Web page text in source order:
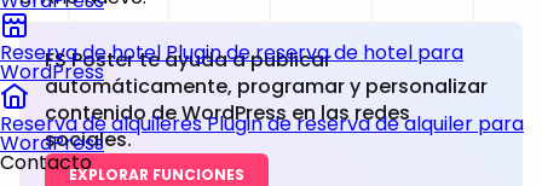
Reserva de hotelPlugin de reserva de hotel para
WordPress
Reserva de alquileresPlugin de reserva de alquiler para
WordPress
Contacto
FS Poster te ayuda a publicar
automáticamente, programar y personalizar
contenido de WordPress en las redes
sociales.
EXPLORAR FUNCIONES